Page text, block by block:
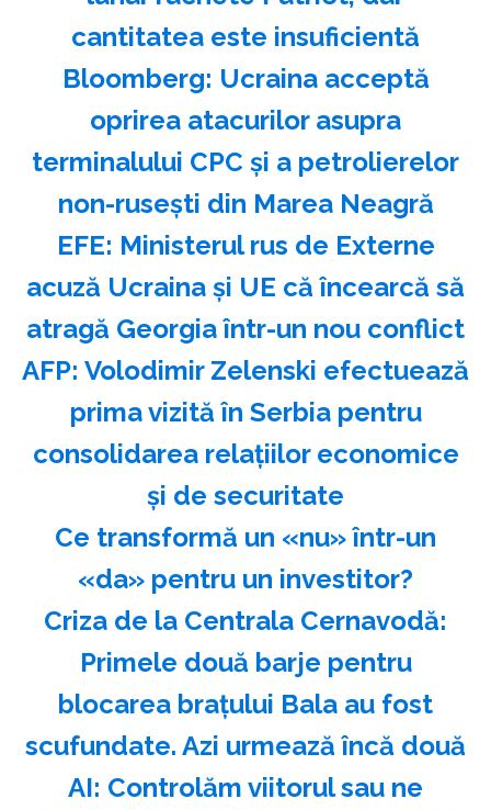
cantitatea este insuficientă
Bloomberg: Ucraina acceptă
oprirea atacurilor asupra
terminalului CPC şi a petrolierelor
non-ruseşti din Marea Neagră
EFE: Ministerul rus de Externe
acuză Ucraina şi UE că încearcă să
atragă Georgia într-un nou conflict
AFP: Volodimir Zelenski efectuează
prima vizită în Serbia pentru
consolidarea relaţiilor economice
şi de securitate
Ce transformă un «nu» într-un
«da» pentru un investitor?
Criza de la Centrala Cernavodă:
Primele două barje pentru
blocarea brațului Bala au fost
scufundate. Azi urmează încă două
AI: Controlăm viitorul sau ne